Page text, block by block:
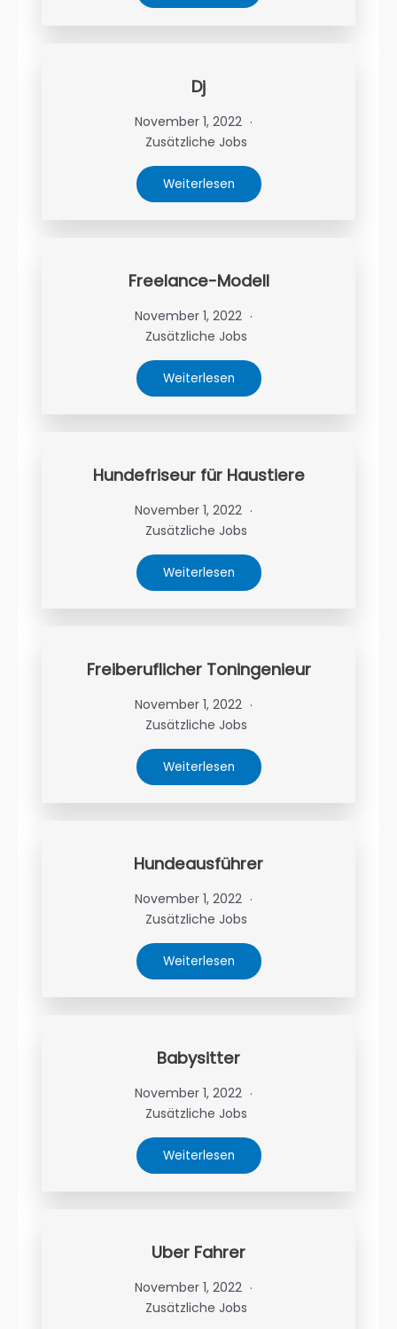
Dj
November 1, 2022
Zusätzliche Jobs
Weiterlesen
Freelance-Modell
November 1, 2022
Zusätzliche Jobs
Weiterlesen
Hundefriseur für Haustiere
November 1, 2022
Zusätzliche Jobs
Weiterlesen
Freiberuflicher Toningenieur
November 1, 2022
Zusätzliche Jobs
Weiterlesen
Hundeausführer
November 1, 2022
Zusätzliche Jobs
Weiterlesen
Babysitter
November 1, 2022
Zusätzliche Jobs
Weiterlesen
Uber Fahrer
November 1, 2022
Zusätzliche Jobs